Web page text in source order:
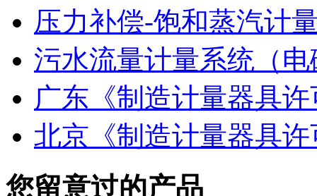
压力补偿-饱和蒸汽计
污水流量计量系统（
广东《制造计量器具
北京《制造计量器具
您留意过的产品